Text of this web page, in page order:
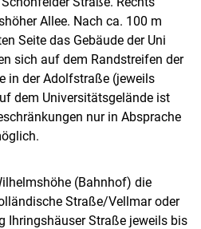
Allee. Nach ca. 100 m
Seite das Gebäude der Uni
sich auf dem Randstreifen der
in der Adolfstraße (jeweils
dem Universitätsgelände ist
nur in Absprache
(Bahnhof) die
Straße/Vellmar oder
Ihringshäuser Straße jeweils bis